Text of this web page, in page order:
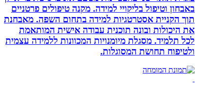
באבחון וטיפול בליקויי למידה. מקנה טיפולים פרטניים
תוך הקניית אסטרטגיות למידה בתחום השפה. מאבחנת
את היכולות ובונה תוכנית עבודה אישית המותאמת
לכל תלמיד. מסגלת מיומנויות המכוונות ללמידה עצמית
ולטיפוח תחושת המסוגלות.